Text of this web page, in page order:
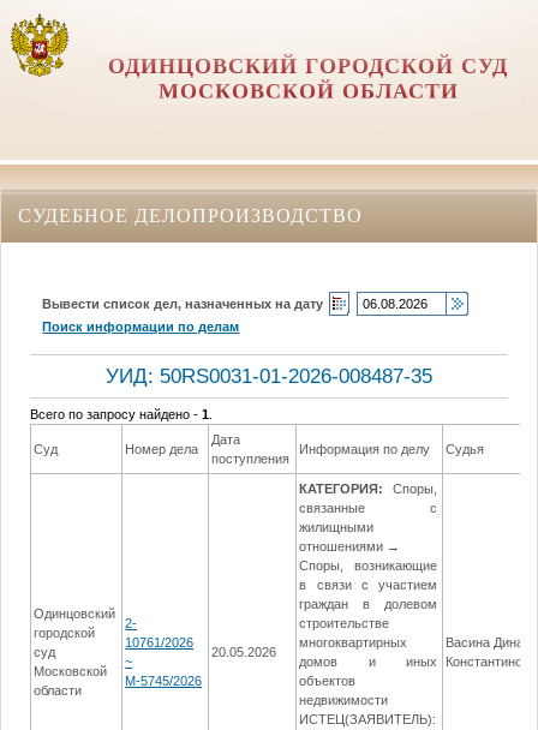
ОДИНЦОВСКИЙ ГОРОДСКОЙ СУД
МОСКОВСКОЙ ОБЛАСТИ
СУДЕБНОЕ ДЕЛОПРОИЗВОДСТВО
Вывести список дел, назначенных на дату
Поиск информации по делам
УИД: 50RS0031-01-2026-008487-35
Всего по запросу найдено -1
Суд Номер дела
Дата
поступления
Информация по делу Судья
Одинцовский
городской
суд
Московской
области
2-
10761/2026
~
М-5745/2026
20.05.2026
КАТЕГОРИЯ:
Споры,
связанные с
жилищными
отношениями →
Споры, возникающие
в связи с участием
граждан в долевом
строительстве
многоквартирных
домов и иных
объектов
недвижимости
ИСТЕЦ(ЗАЯВИТЕЛЬ):
Васина Дина